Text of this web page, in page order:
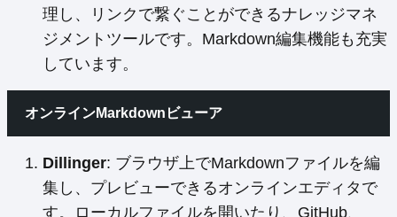
理し、リンクで繋ぐことができるナレッジマネ
ジメントツールです。Markdown編集機能も充実
しています。
オンラインMarkdownビューア
Dillinger: ブラウザ上でMarkdownファイルを編
集し、プレビューできるオンラインエディタで
す。ローカルファイルを開いたり、GitHub、